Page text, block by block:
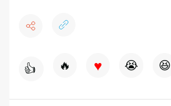
👍 🔥 ♥ 😭 😆